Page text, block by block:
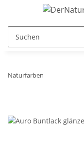
Naturfarben